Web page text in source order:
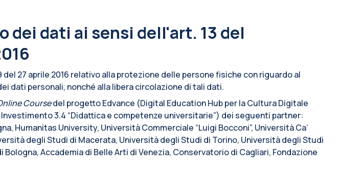
dati ai sensi dell'art. 13 del
27 aprile 2016 relativo alla protezione delle persone fisiche con riguardo al
dati personali, nonché alla libera circolazione di tali dati.
Coursedel progetto Edvance (Digital Education Hub per la Cultura Digitale
Investimento 3.4 “Didattica e competenze universitarie”) dei seguenti partner:
Humanitas University, Università Commerciale “Luigi Bocconi”, Università Ca’
degli Studi di Macerata, Università degli Studi di Torino, Università degli Studi
Accademia di Belle Arti di Venezia, Conservatorio di Cagliari, Fondazione